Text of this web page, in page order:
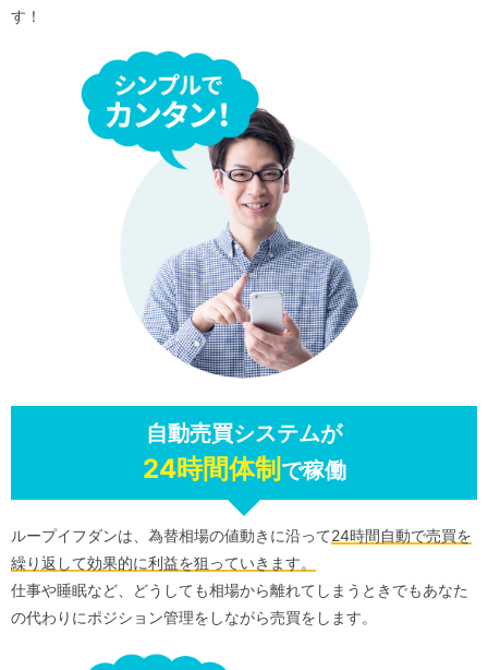
す！
自動売買システムが
24時間体制で稼働
ループイフダンは、為替相場の値動きに沿って24時間自動で売買を
繰り返して効果的に利益を狙っていきます。
仕事や睡眠など、どうしても相場から離れてしまうときでもあなた
の代わりにポジション管理をしながら売買をします。